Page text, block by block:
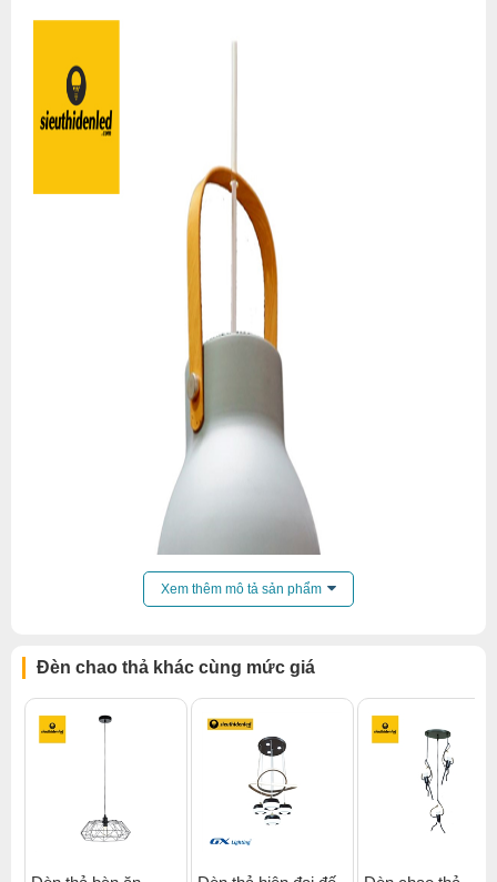
Xem thêm mô tả sản phẩm
Đèn chao thả khác cùng mức giá